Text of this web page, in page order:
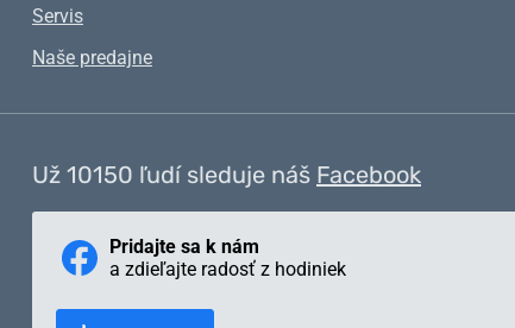
Servis
Naše predajne
Už 10150 ľudí sleduje náš Facebook
Pridajte sa k nám
a zdieľajte radosť z hodiniek